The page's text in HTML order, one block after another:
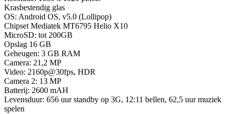
Krasbestendig glas
OS: Android OS, v5.0 (Lollipop)
Chipset Mediatek MT6795 Helio X10
MicroSD: tot 200GB
Opslag 16 GB
Geheugen: 3 GB RAM
Camera: 21,2 MP
Video: 2160p@30fps, HDR
Camera 2: 13 MP
Batterij: 2600 mAH
Levensduur: 656 uur standby op 3G, 12:11 bellen, 62,5 uur muziek
spelen